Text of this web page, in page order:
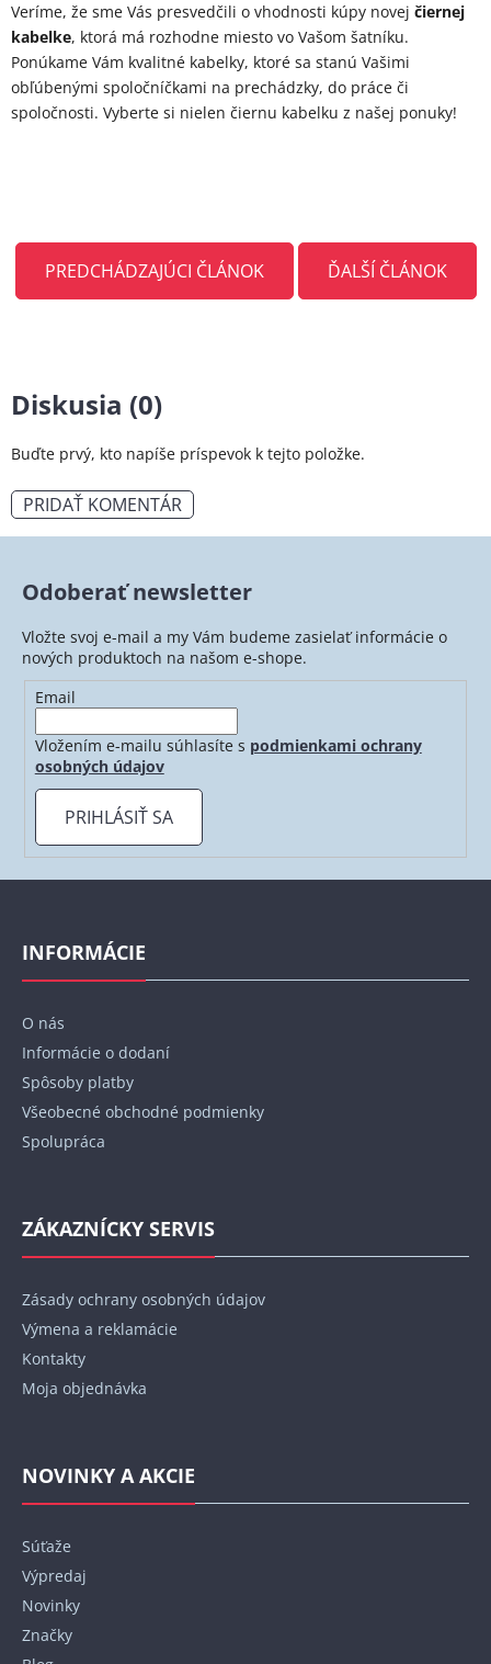
Veríme, že sme Vás presvedčili o vhodnosti kúpy novej čiernej
kabelke, ktorá má rozhodne miesto vo Vašom šatníku.
Ponúkame Vám kvalitné kabelky, ktoré sa stanú Vašimi
obľúbenými spoločníčkami na prechádzky, do práce či
spoločnosti. Vyberte si nielen čiernu kabelku z našej ponuky!
PREDCHÁDZAJÚCI ČLÁNOK ĎALŠÍ ČLÁNOK
Diskusia (0)
Buďte prvý, kto napíše príspevok k tejto položke.
PRIDAŤ KOMENTÁR
Odoberať newsletter
Vložte svoj e-mail a my Vám budeme zasielať informácie o
nových produktoch na našom e-shope.
Email
Vložením e-mailu súhlasíte s podmienkami ochrany
osobných údajov
PRIHLÁSIŤ SA
INFORMÁCIE
O nás
Informácie o dodaní
Spôsoby platby
Všeobecné obchodné podmienky
Spolupráca
ZÁKAZNÍCKY SERVIS
Zásady ochrany osobných údajov
Výmena a reklamácie
Kontakty
Moja objednávka
NOVINKY A AKCIE
Súťaže
Výpredaj
Novinky
Značky